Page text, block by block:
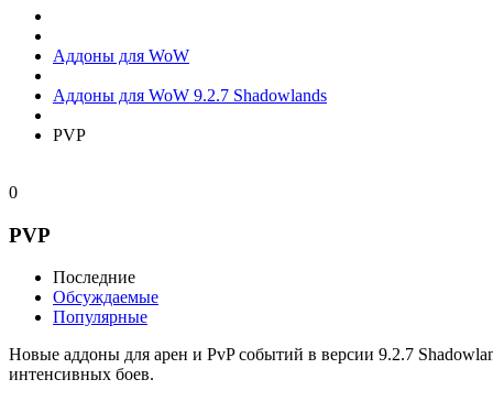
Аддоны для WoW
Аддоны для WoW 9.2.7 Shadowlands
PVP
0
PVP
Последние
Обсуждаемые
Популярные
Новые аддоны для арен и PvP событий в версии 9.2.7
интенсивных боев.